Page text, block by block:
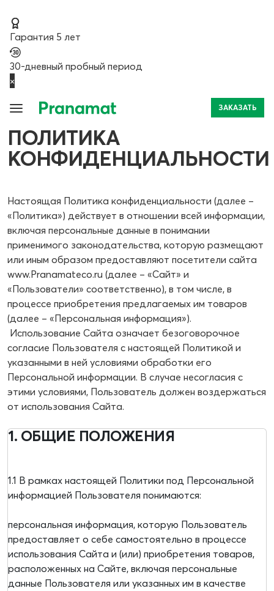
Гарантия 5 лет
30-дневный пробный период
×
ЗАКАЗАТЬ
ПОЛИТИКА
КОНФИДЕНЦИАЛЬНОСТИ
Настоящая Политика конфиденциальности (далее –
«Политика») действует в отношении всей информации,
включая персональные данные в понимании
применимого законодательства, которую размещают
или иным образом предоставляют посетители сайта
www.Pranamateco.ru (далее – «Сайт» и
«Пользователи» соответственно), в том числе, в
процессе приобретения предлагаемых им товаров
(далее – «Персональная информация»).
Использование Сайта означает безоговорочное
согласие Пользователя с настоящей Политикой и
указанными в ней условиями обработки его
Персональной информации. В случае несогласия с
этими условиями, Пользователь должен воздержаться
от использования Сайта.
1. ОБЩИЕ ПОЛОЖЕНИЯ
1.1 В рамках настоящей Политики под Персональной
информацией Пользователя понимаются:
персональная информация, которую Пользователь
предоставляет о себе самостоятельно в процессе
использования Сайта и (или) приобретения товаров,
расположенных на Сайте, включая персональные
данные Пользователя или указанных им в качестве